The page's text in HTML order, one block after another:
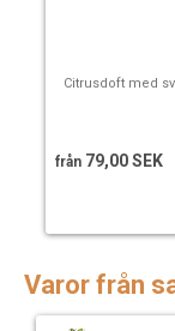
Citrusdoft med
från 79,00 SEK
Varor från